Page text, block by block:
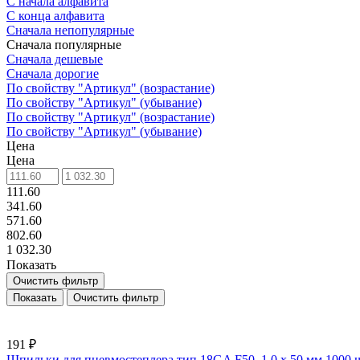
С конца алфавита
Сначала непопулярные
Сначала популярные
Сначала дешевые
Сначала дорогие
По свойству "Артикул" (возрастание)
По свойству "Артикул" (убывание)
По свойству "Артикул" (возрастание)
По свойству "Артикул" (убывание)
Цена
Цена
111.60
341.60
571.60
802.60
1 032.30
Показать
Очистить фильтр
Очистить фильтр
191 ₽